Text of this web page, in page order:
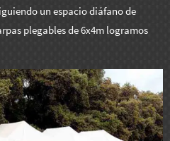
un espacio diáfano de
plegables de 6x4m logramos